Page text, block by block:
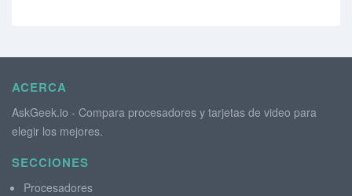
ACERCA
AskGeek.io - Compara procesadores y tarjetas de video para
elegir los mejores.
SECCIONES
Procesadores